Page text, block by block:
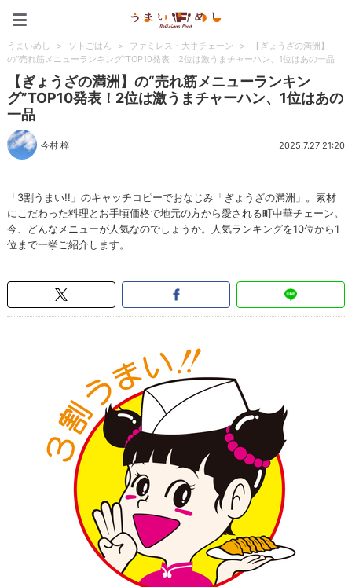
うまいめし > ソトごはん > ファミレス・大手チェーン >
【ぎょうざの満洲】
の“売れ筋メニューランキング”TOP10発表！2位は激うまチャーハン、1位はあの一品
【ぎょうざの満洲】の“売れ筋メニューランキン
グ”TOP10発表！2位は激うまチャーハン、1位はあの
一品
今村 梓 2025.7.27 21:20
「3割うまい!!」のキャッチコピーでおなじみ「ぎょうざの満洲」。素材
にこだわった料理とお手頃価格で地元の方から愛される町中華チェーン。
今、どんなメニューが人気なのでしょうか。人気ランキングを10位から1
位まで一挙ご紹介します。